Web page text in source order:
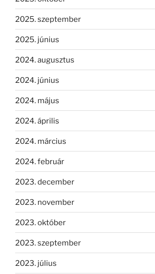
2025. szeptember
2025. június
2024. augusztus
2024. június
2024. május
2024. április
2024. március
2024. február
2023. december
2023. november
2023. október
2023. szeptember
2023. július